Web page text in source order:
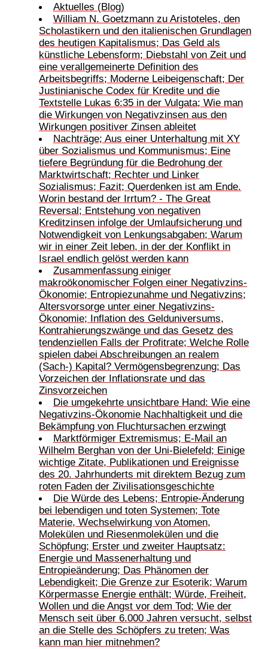
Aktuelles (Blog)
William N. Goetzmann zu Aristoteles, den
Scholastikern und den italienischen Grundlagen
des heutigen Kapitalismus; Das Geld als
künstliche Lebensform; Diebstahl von Zeit und
eine verallgemeinerte Definition des
Arbeitsbegriffs; Moderne Leibeigenschaft; Der
Justinianische Codex für Kredite und die
Textstelle Lukas 6:35 in der Vulgata; Wie man
die Wirkungen von Negativzinsen aus den
Wirkungen positiver Zinsen ableitet
Nachträge; Aus einer Unterhaltung mit XY
über Sozialismus und Kommunismus; Eine
tiefere Begründung für die Bedrohung der
Marktwirtschaft; Rechter und Linker
Sozialismus; Fazit; Querdenken ist am Ende.
Worin bestand der Irrtum? - The Great
Reversal; Entstehung von negativen
Kreditzinsen infolge der Umlaufsicherung und
Notwendigkeit von Lenkungsabgaben; Warum
wir in einer Zeit leben, in der der Konflikt in
Israel endlich gelöst werden kann
Zusammenfassung einiger
makroökonomischer Folgen einer Negativzins-
Ökonomie; Entropiezunahme und Negativzins;
Altersvorsorge unter einer Negativzins-
Ökonomie; Inflation des Gelduniversums,
Kontrahierungszwänge und das Gesetz des
tendenziellen Falls der Profitrate; Welche Rolle
spielen dabei Abschreibungen an realem
(Sach-) Kapital? Vermögensbegrenzung; Das
Vorzeichen der Inflationsrate und das
Zinsvorzeichen
Die umgekehrte unsichtbare Hand: Wie eine
Negativzins-Ökonomie Nachhaltigkeit und die
Bekämpfung von Fluchtursachen erzwingt
Marktförmiger Extremismus; E-Mail an
Wilhelm Berghan von der Uni-Bielefeld; Einige
wichtige Zitate, Publikationen und Ereignisse
des 20. Jahrhunderts mit direktem Bezug zum
roten Faden der Zivilisationsgeschichte
Die Würde des Lebens; Entropie-Änderung
bei lebendigen und toten Systemen; Tote
Materie, Wechselwirkung von Atomen,
Molekülen und Riesenmolekülen und die
Schöpfung; Erster und zweiter Hauptsatz:
Energie und Massenerhaltung und
Entropieänderung; Das Phänomen der
Lebendigkeit; Die Grenze zur Esoterik; Warum
Körpermasse Energie enthält; Würde, Freiheit,
Wollen und die Angst vor dem Tod; Wie der
Mensch seit über 6.000 Jahren versucht, selbst
an die Stelle des Schöpfers zu treten; Was
kann man hier mitnehmen?